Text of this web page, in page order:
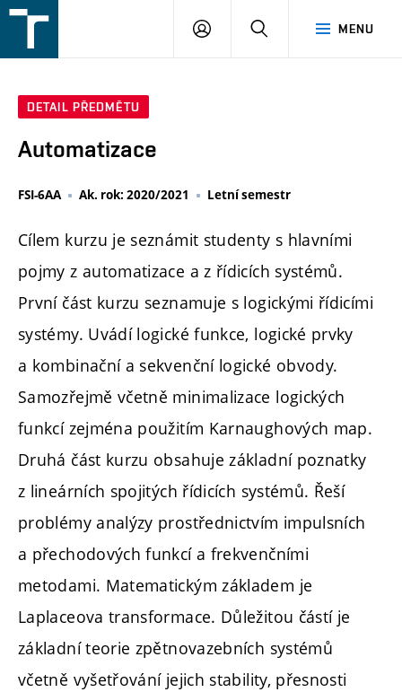
v
MENU
PŘIHLÁŠENÍ
DETAIL PŘEDMĚTU
Automatizace
FSI-6AA Ak. rok: 2020/2021 Letní semestr
Cílem kurzu je seznámit studenty s hlavními
pojmy z automatizace a z řídicích systémů.
První část kurzu seznamuje s logickými řídicími
systémy. Uvádí logické funkce, logické prvky
a kombinační a sekvenční logické obvody.
Samozřejmě včetně minimalizace logických
funkcí zejména použitím Karnaughových map.
Druhá část kurzu obsahuje základní poznatky
z lineárních spojitých řídicích systémů. Řeší
problémy analýzy prostřednictvím impulsních
a přechodových funkcí a frekvenčními
metodami. Matematickým základem je
Laplaceova transformace. Důležitou částí je
základní teorie zpětnovazebních systémů
včetně vyšetřování jejich stability, přesnosti